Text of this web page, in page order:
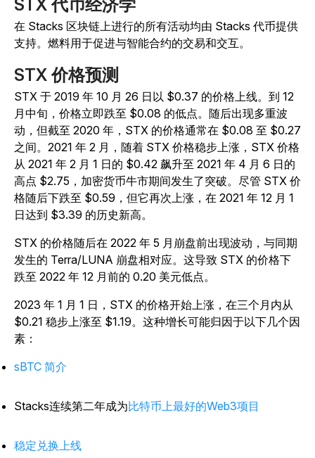
STX 代币经济学
在 Stacks 区块链上进行的所有活动均由 Stacks 代币提供
支持。燃料用于促进与智能合约的交易和交互。
STX 价格预测
STX 于 2019 年 10 月 26 日以 $0.37 的价格上线。到 12
月中旬，价格立即跌至 $0.08 的低点。随后出现多重波
动，但截至 2020 年，STX 的价格通常在 $0.08 至 $0.27
之间。2021 年 2 月，随着 STX 价格稳步上涨，STX 价格
从 2021 年 2 月 1 日的 $0.42 飙升至 2021 年 4 月 6 日的
高点 $2.75，加密货币牛市期间发生了突破。尽管 STX 价
格随后下跌至 $0.59，但它再次上涨，在 2021 年 12 月 1
日达到 $3.39 的历史新高。
STX 的价格随后在 2022 年 5 月崩盘前出现波动，与同期
发生的 Terra/LUNA 崩盘相对应。这导致 STX 的价格下
跌至 2022 年 12 月前的 0.20 美元低点。
2023 年 1 月 1 日，STX 的价格开始上涨，在三个月内从
$0.21 稳步上涨至 $1.19。这种增长可能归因于以下几个因
素：
sBTC 简介
Stacks连续第二年成为比特币上最好的Web3项目
稳定兑换上线